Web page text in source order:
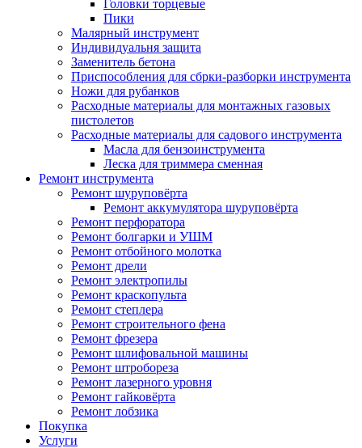
Головки торцевые
Пики
Малярный инструмент
Индивидуальня защита
Заменитель бетона
Приспособления для сбрки-разборки инструмента
Ножи для рубанков
Расходные материалы для монтажных газовых
пистолетов
Расходные материалы для садового инструмента
Масла для бензоинструмента
Леска для триммера сменная
Ремонт инструмента
Ремонт шуруповёрта
Ремонт аккумулятора шуруповёрта
Ремонт перфоратора
Ремонт болгарки и УШМ
Ремонт отбойного молотка
Ремонт дрели
Ремонт электропилы
Ремонт краскопульта
Ремонт степлера
Ремонт строительного фена
Ремонт фрезера
Ремонт шлифовальной машины
Ремонт штробореза
Ремонт лазерного уровня
Ремонт гайковёрта
Ремонт лобзика
Покупка
Услуги